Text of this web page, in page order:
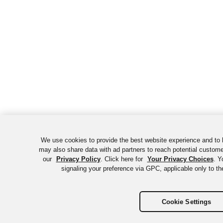
We use cookies to provide the best website experience and
may also share data with ad partners to reach potential
our
Privacy Policy. Click here for Your Privacy Choices.
signaling your preference via GPC, applicable only to
Cookie Settings